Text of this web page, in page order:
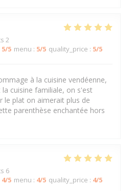
2
5/5 menu : 5/5 quality_price : 5/5
à la cuisine vendéenne,
cuisine familiale, on s'est
le plat on aimerait plus de
parenthèse enchantée hors
6
4/5 menu : 4/5 quality_price : 4/5